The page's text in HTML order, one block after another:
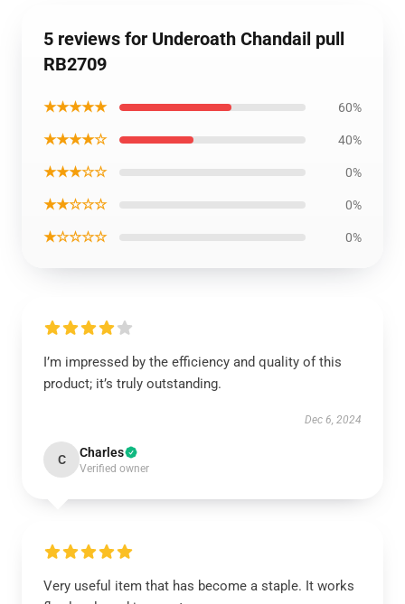
5 reviews for Underoath Chandail pull
RB2709
★★★★★ 60%
★★★★☆ 40%
★★★☆☆ 0%
★★☆☆☆ 0%
★☆☆☆☆ 0%
I’m impressed by the efficiency and quality of this
product; it’s truly outstanding.
Dec 6, 2024
C Charles
Verified owner
Very useful item that has become a staple. It works